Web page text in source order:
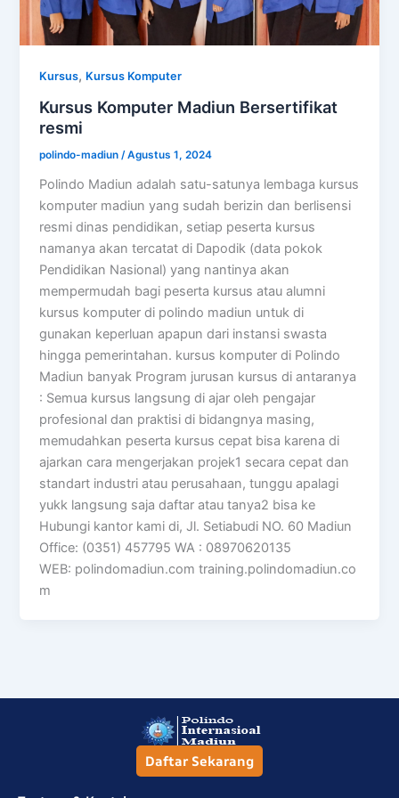
Kursus, Kursus Komputer
Kursus Komputer Madiun Bersertifikat
resmi
polindo-madiun /Agustus 1, 2024
Polindo Madiun adalah satu-satunya lembaga kursus
komputer madiun yang sudah berizin dan berlisensi
resmi dinas pendidikan, setiap peserta kursus
namanya akan tercatat di Dapodik (data pokok
Pendidikan Nasional) yang nantinya akan
mempermudah bagi peserta kursus atau alumni
kursus komputer di polindo madiun untuk di
gunakan keperluan apapun dari instansi swasta
hingga pemerintahan. kursus komputer di Polindo
Madiun banyak Program jurusan kursus di antaranya
: Semua kursus langsung di ajar oleh pengajar
profesional dan praktisi di bidangnya masing,
memudahkan peserta kursus cepat bisa karena di
ajarkan cara mengerjakan projek1 secara cepat dan
standart industri atau perusahaan, tunggu apalagi
yukk langsung saja daftar atau tanya2 bisa ke
Hubungi kantor kami di, Jl. Setiabudi NO. 60 Madiun
Office: (0351) 457795 WA : 08970620135
WEB: polindomadiun.com training.polindomadiun.co
m
Daftar Sekarang